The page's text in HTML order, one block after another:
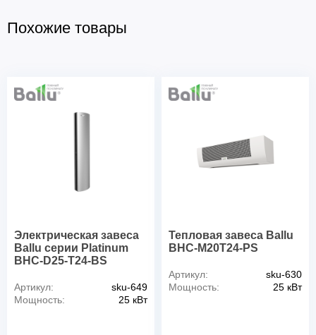
Похожие товары
Электрическая завеса
Ballu серии Platinum
BHC-D25-T24-BS
Артикул:
sku-649
Мощность:
25 кВт
Тепловая завеса Ballu
BHC-M20T24-PS
Артикул:
sku-630
Мощность:
25 кВт